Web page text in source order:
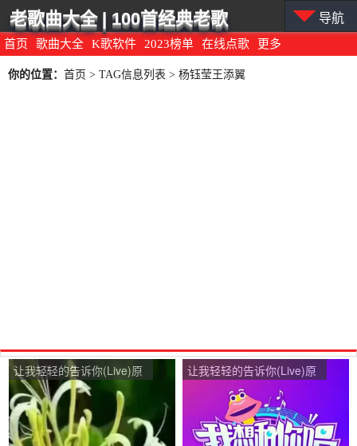
首页 歌曲大全 K歌软件 2023榜单 在线点歌 更多
老歌曲大全 | 100首经典老歌 导航
你的位置： 首页 > TAG信息列表 > 杨钰莹王添翼
让我轻轻的告诉你(Live)原
唱是杨钰莹/王添翼，由展
望未来翻唱(播放:49)
让我轻轻的告诉你(Live)原
唱是杨钰莹/王添翼，由凤
舞莺歌翻唱(播放:38)